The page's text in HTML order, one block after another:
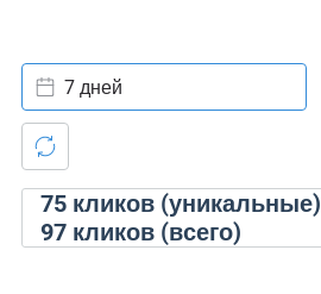
75кликов (уникальные)
97кликов (всего)
7 дней